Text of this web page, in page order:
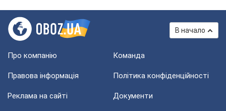
В начало
Про компанію Команда
Правова інформація Політика конфіденційності
Реклама на сайті Документи